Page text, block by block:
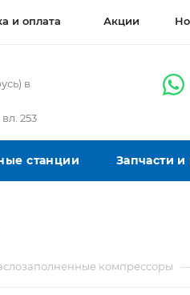
и оплата Акции
в
253
станции Запчасти
компрессоры